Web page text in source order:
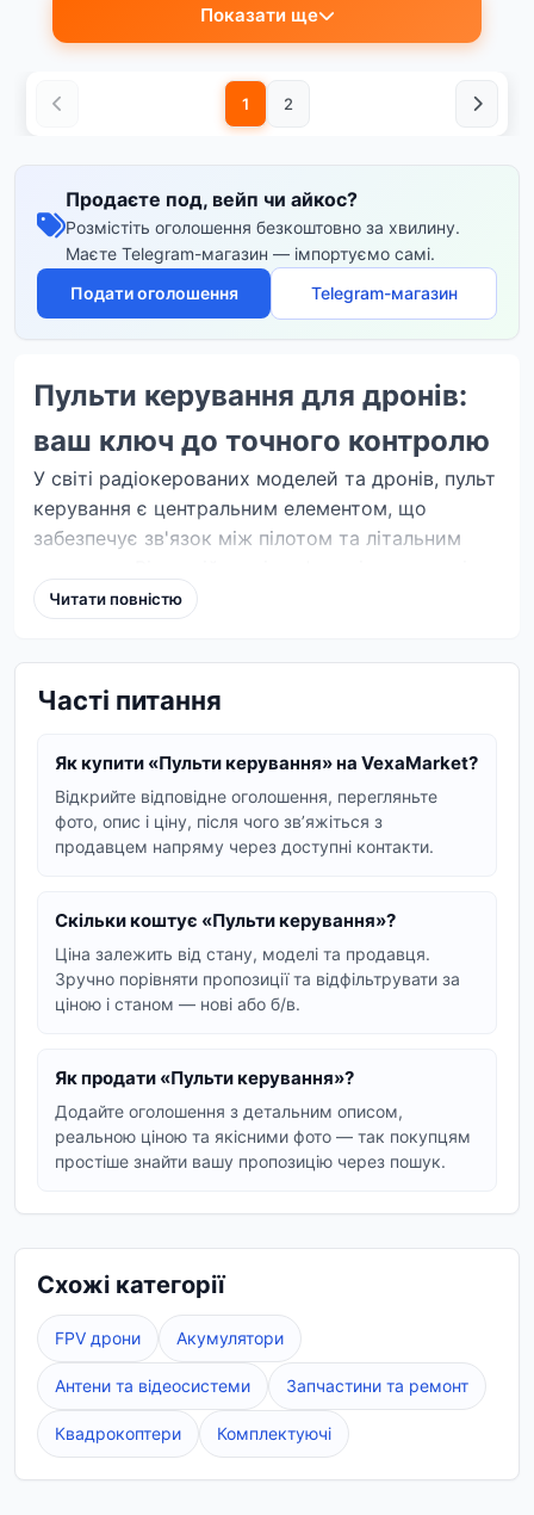
Показати ще
1 2
Продаєте под, вейп чи айкос?
Розмістіть оголошення безкоштовно за хвилину.
Маєте Telegram-магазин — імпортуємо самі.
Подати оголошення
Telegram-магазин
Пульти керування для дронів:
ваш ключ до точного контролю
У світі радіокерованих моделей та дронів, пульт
керування є центральним елементом, що
забезпечує зв'язок між пілотом та літальним
пульта безпосередньо залежить успіх польоту,
VM.IN.UA представлений широкий асортимент
пультів керування, призначених для різних типів
дронів та радіокерованих моделей.
Вибір пульта керування: на що
звернути увагу
При виборі пульта керування для дрона,
По-перше, це тип протоколу зв'язку (наприклад,
ELRS, FrSky, Flysky), який повинен бути сумісний
з вашим дроном або приймачем. По-друге,
кількість каналів – чим більше каналів, тим
наявність якісних стіків та можливість
налаштування під себе.
Типи пультів керування для
дронів
Існують різні типи пультів, від простих моделей
для початківців до просунутих систем для
професіоналів. Серед популярних варіантів –
пульти з підтримкою різних протоколів, з
можливістю підключення зовнішніх модулів, а
також компактні та легкі пульти для FPV гонок.
Ви також можете знайти пульти керування для
інших радіокерованих моделей, таких як
Читати повністю
Часті питання
Як купити «Пульти керування» на VexaMarket?
Відкрийте відповідне оголошення, перегляньте
фото, опис і ціну, після чого звʼяжіться з
продавцем напряму через доступні контакти.
Скільки коштує «Пульти керування»?
Ціна залежить від стану, моделі та продавця.
Зручно порівняти пропозиції та відфільтрувати за
ціною і станом — нові або б/в.
Як продати «Пульти керування»?
Додайте оголошення з детальним описом,
реальною ціною та якісними фото — так покупцям
простіше знайти вашу пропозицію через пошук.
Схожі категорії
FPV дрони Акумулятори
Антени та відеосистеми Запчастини та ремонт
Квадрокоптери Комплектуючі